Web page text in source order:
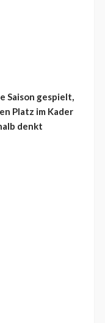
Saison gespielt,
Platz im Kader
denkt